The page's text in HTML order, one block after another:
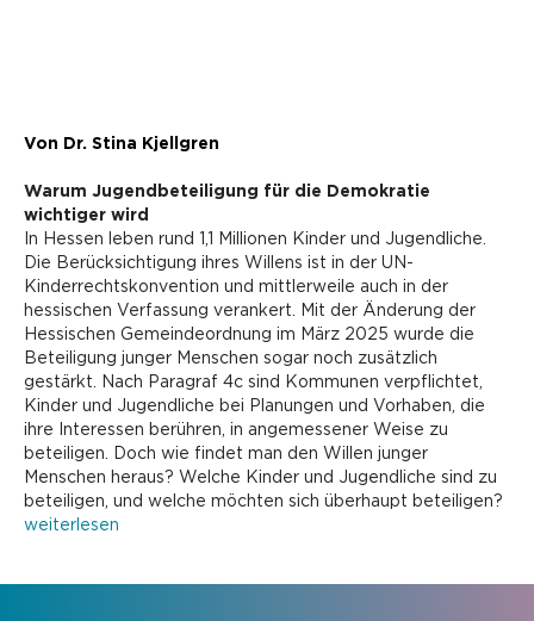
Von Dr. Stina Kjellgren
Warum Jugendbeteiligung für die Demokratie
wichtiger wird
In Hessen leben rund 1,1 Millionen Kinder und Jugendliche.
Die Berücksichtigung ihres Willens ist in der UN-
Kinderrechtskonvention und mittlerweile auch in der
hessischen Verfassung verankert. Mit der Änderung der
Hessischen Gemeindeordnung im März 2025 wurde die
Beteiligung junger Menschen sogar noch zusätzlich
gestärkt. Nach Paragraf 4c sind Kommunen verpflichtet,
Kinder und Jugendliche bei Planungen und Vorhaben, die
ihre Interessen berühren, in angemessener Weise zu
beteiligen. Doch wie findet man den Willen junger
Menschen heraus? Welche Kinder und Jugendliche sind zu
beteiligen, und welche möchten sich überhaupt beteiligen?
weiterlesen